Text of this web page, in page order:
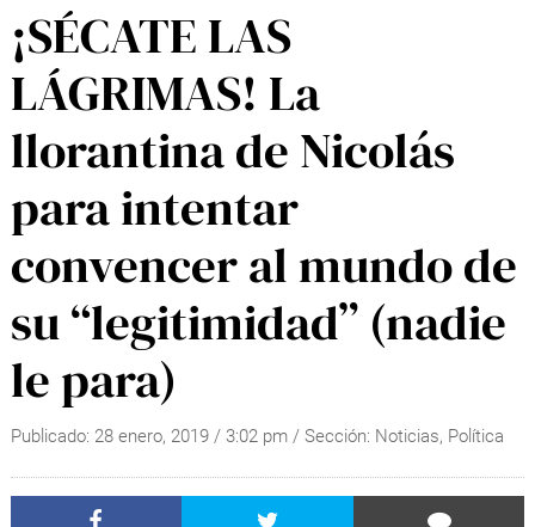
¡SÉCATE LAS
LÁGRIMAS! La
llorantina de Nicolás
para intentar
convencer al mundo de
su “legitimidad” (nadie
le para)
Publicado: 28 enero, 2019/ 3:02 pm / Sección: Noticias, Política